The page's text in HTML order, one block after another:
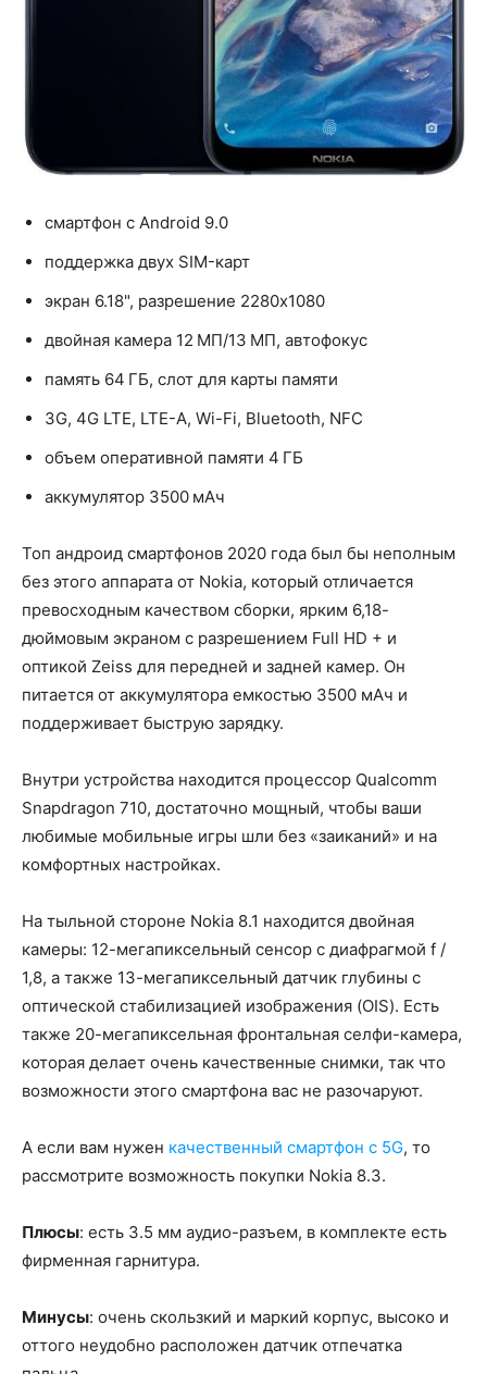
смартфон с Android 9.0
поддержка двух SIM-карт
экран 6.18", разрешение 2280x1080
двойная камера 12 МП/13 МП, автофокус
память 64 ГБ, слот для карты памяти
3G, 4G LTE, LTE-A, Wi-Fi, Bluetooth, NFC
объем оперативной памяти 4 ГБ
аккумулятор 3500 мАч
Топ андроид смартфонов 2020 года был бы неполным
без этого аппарата от Nokia, который отличается
превосходным качеством сборки, ярким 6,18-
дюймовым экраном с разрешением Full HD + и
оптикой Zeiss для передней и задней камер. Он
питается от аккумулятора емкостью 3500 мАч и
поддерживает быструю зарядку.
Внутри устройства находится процессор Qualcomm
Snapdragon 710, достаточно мощный, чтобы ваши
любимые мобильные игры шли без «заиканий» и на
комфортных настройках.
На тыльной стороне Nokia 8.1 находится двойная
камеры: 12-мегапиксельный сенсор с диафрагмой f /
1,8, а также 13-мегапиксельный датчик глубины с
оптической стабилизацией изображения (OIS). Есть
также 20-мегапиксельная фронтальная селфи-камера,
которая делает очень качественные снимки, так что
возможности этого смартфона вас не разочаруют.
А если вам нужен качественный смартфон с 5G, то
рассмотрите возможность покупки Nokia 8.3.
Плюсы: есть 3.5 мм аудио-разъем, в комплекте есть
фирменная гарнитура.
Минусы: очень скользкий и маркий корпус, высоко и
оттого неудобно расположен датчик отпечатка